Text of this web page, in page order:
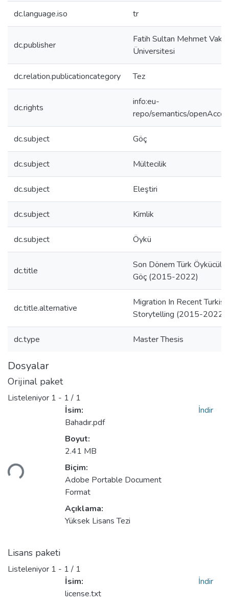
dc.language.iso tr
dc.publisher
Fatih Sultan Mehmet Vakıf
Üniversitesi
dc.relation.publicationcategory Tez
dc.rights
info:eu-
repo/semantics/
dc.subject Göç
dc.subject Mültecilik
dc.subject Eleştiri
dc.subject Kimlik
dc.subject Öykü
dc.title
Son Dönem Türk
Göç (2015-2022)
dc.title.alternative
Migration In Recent Turkish
Storytelling (2015-2022)
dc.type Master Thesis
Dosyalar
Orijinal paket
Listeleniyor 1 - 1 / 1
Yükleniyor...
İsim:
Bahadır.pdf
Boyut:
2.41 MB
Biçim:
Adobe Portable Document
Format
Açıklama:
Yüksek Lisans Tezi
İndir
Lisans paketi
Listeleniyor 1 - 1 / 1
İsim:
license.txt
İndir